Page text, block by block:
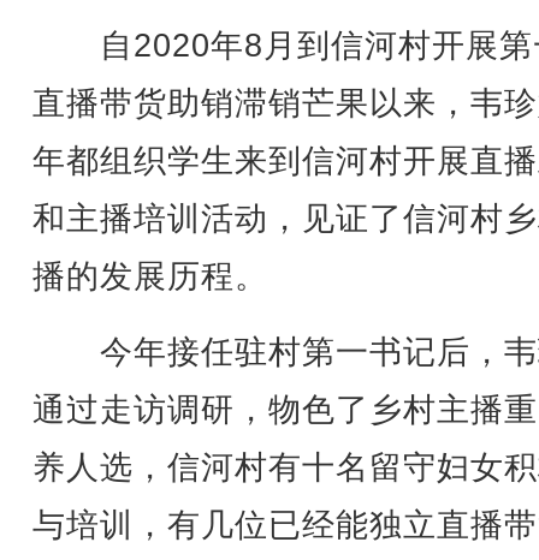
自2020年8月到信河村开展第
直播带货助销滞销芒果以来，韦
年都组织学生来到信河村开展直
和主播培训活动，见证了信河村
播的发展历程。
今年接任驻村第一书记后，
通过走访调研，物色了乡村主播
养人选，信河村有十名留守妇女
与培训，有几位已经能独立直播